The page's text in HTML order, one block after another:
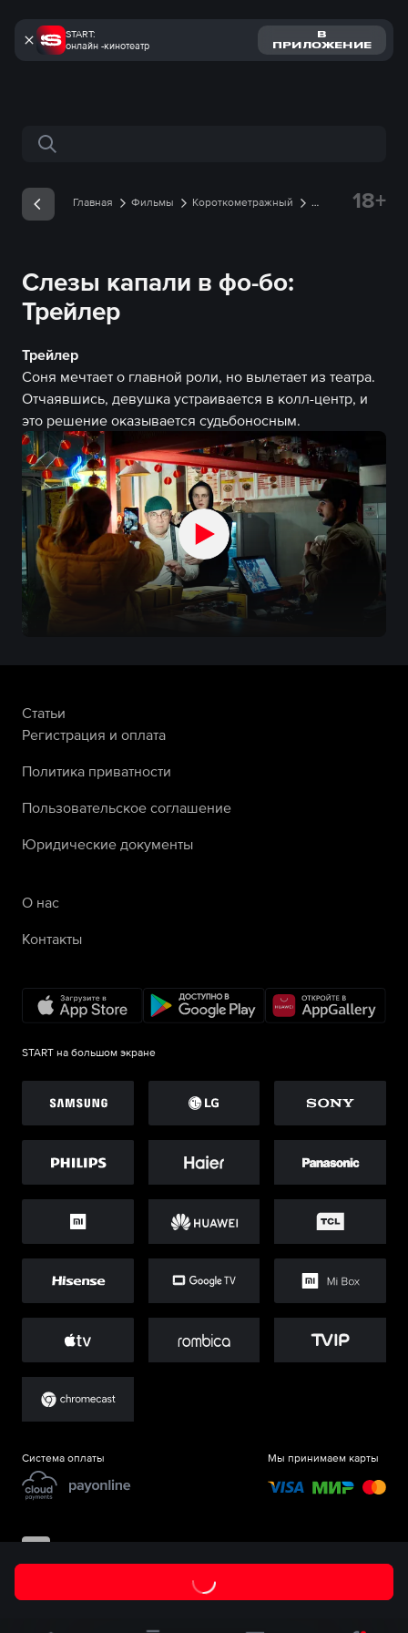
START:
онлайн -кинотеатр
В
ПРИЛОЖЕНИЕ
Поиск по сайту
Главная Фильмы
Короткометражный
18+
Слезы капали в фо-бо:
Трейлер
Трейлер
Соня мечтает о главной роли, но вылетает из театра.
Отчаявшись, девушка устраивается в колл-центр, и
это решение оказывается судьбоносным.
Статьи
Регистрация и оплата
Политика приватности
Пользовательское соглашение
Юридические документы
О нас
Контакты
START на большом экране
Система оплаты Мы принимаем карты